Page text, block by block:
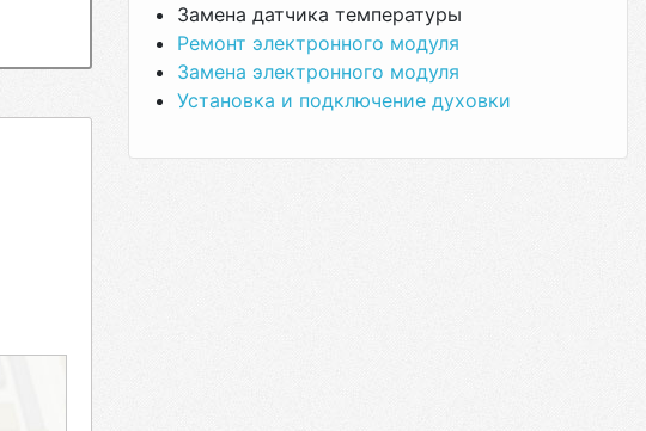
Замена датчика температуры
Ремонт электронного модуля
Замена электронного модуля
Установка и подключение духовки